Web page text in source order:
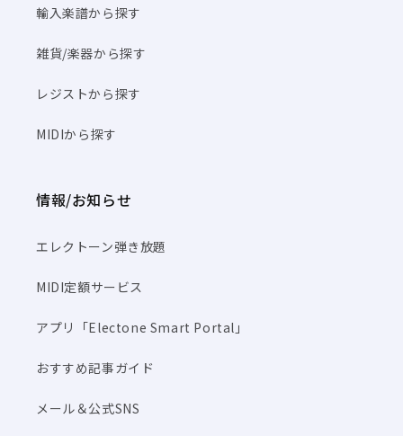
輸入楽譜から探す
雑貨/楽器から探す
レジストから探す
MIDIから探す
情報/お知らせ
エレクトーン弾き放題
MIDI定額サービス
アプリ「Electone Smart Portal」
おすすめ記事ガイド
メール＆公式SNS